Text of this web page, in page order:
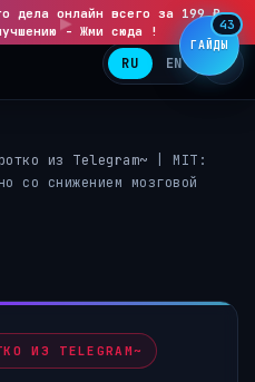
дела онлайн всего за 199 ₽
- Жми сюда !
▶
RU EN
из Telegram~
MIT:
со снижением мозговой
ИЗ TELEGRAM~
ГАЙДЫ
43